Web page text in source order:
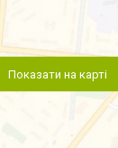
Показати на карті